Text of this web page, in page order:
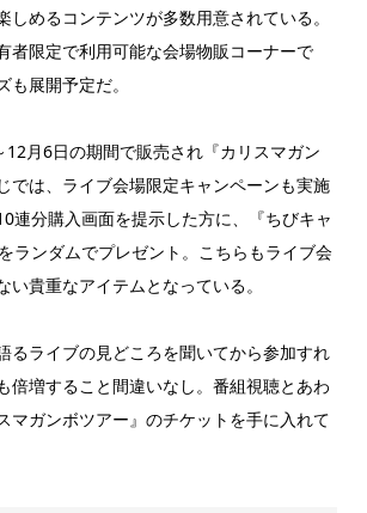
しめるコンテンツが多数用意されている。
者限定で利用可能な会場物販コーナーで
も展開予定だ。
12月6日の期間で販売され『カリスマガン
では、ライブ会場限定キャンペーンも実施
連分購入画面を提示した方に、『ちびキャ
ランダムでプレゼント。こちらもライブ会
い貴重なアイテムとなっている。
るライブの見どころを聞いてから参加すれ
倍増すること間違いなし。番組視聴とあわ
マガンボツアー』のチケットを手に入れて